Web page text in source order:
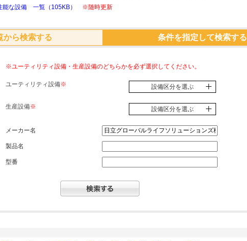
能な設備 一覧（105KB）
※随時更新
から検索する 条件を指定して検索する
※ユーティリティ設備・生産設備のどちらかを必ず選択してください。
ユーティリティ設備※ 設備区分を選ぶ
生産設備※ 設備区分を選ぶ
メーカー名
製品名
型番